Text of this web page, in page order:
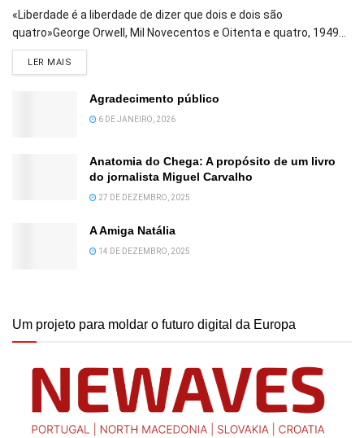
«Liberdade é a liberdade de dizer que dois e dois são
quatro»George Orwell, Mil Novecentos e Oitenta e quatro, 1949...
LER MAIS
Agradecimento público
6 DE JANEIRO, 2026
Anatomia do Chega: A propósito de um livro
do jornalista Miguel Carvalho
27 DE DEZEMBRO, 2025
A Amiga Natália
14 DE DEZEMBRO, 2025
Um projeto para moldar o futuro digital da Europa